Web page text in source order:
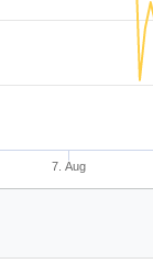
7. Aug